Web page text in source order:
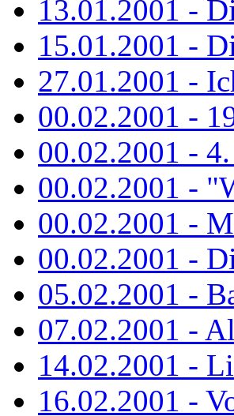
13.01.2001 -
15.01.2001 -
27.01.2001 -
00.02.2001 -
00.02.2001 -
00.02.2001 -
00.02.2001 -
00.02.2001 -
05.02.2001 -
07.02.2001 -
14.02.2001 -
16.02.2001 -